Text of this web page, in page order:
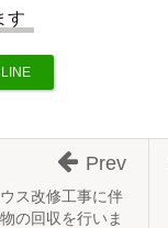
す
LINE
ス改修工事に伴
の回収を行いま
Prev